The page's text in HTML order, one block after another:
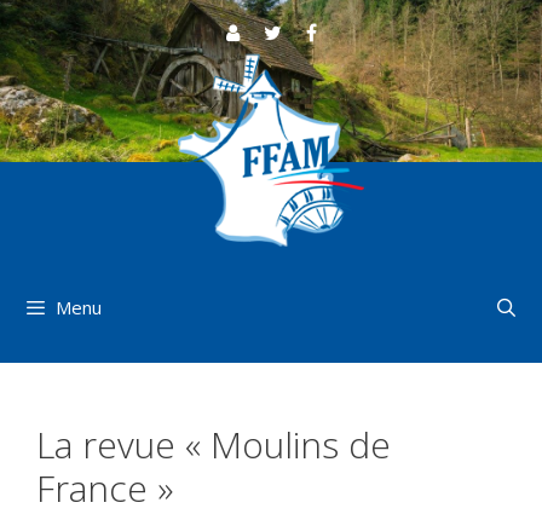
Aller
au
contenu
Menu
La revue « Moulins de
France »